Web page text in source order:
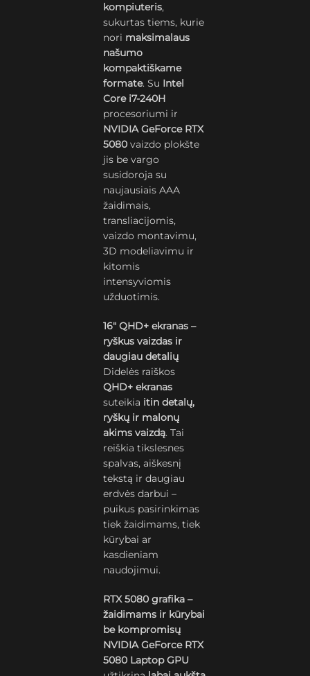
kompiuteris,
sukurtas tiems, kurie
nori maksimalaus
našumo
kompaktiškame
formate. Su Intel
Core i7-240H
procesoriumi ir
NVIDIA GeForce RTX
5080 vaizdo plokšte
jis be vargo
susidoroja su
naujausiais AAA
žaidimais,
transliacijomis,
vaizdo montavimu,
3D modeliavimu ir
kitomis
intensyviomis
užduotimis.
16″ QHD+ ekranas –
ryškus vaizdas ir
daugiau detalių
Didelės raiškos
QHD+ ekranas
suteikia itin detalų,
ryškų ir malonų
akims vaizdą. Tai
reiškia tikslesnes
spalvas, aiškesnį
tekstą ir daugiau
erdvės darbui –
puikus pasirinkimas
tiek žaidimams, tiek
kūrybai ar
kasdieniam
naudojimui.
RTX 5080 grafika –
žaidimams ir kūrybai
be kompromisų
NVIDIA GeForce RTX
5080 Laptop GPU